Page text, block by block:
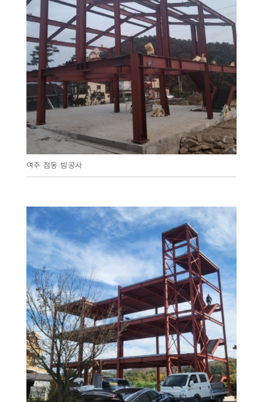
여주 점동 빔공사